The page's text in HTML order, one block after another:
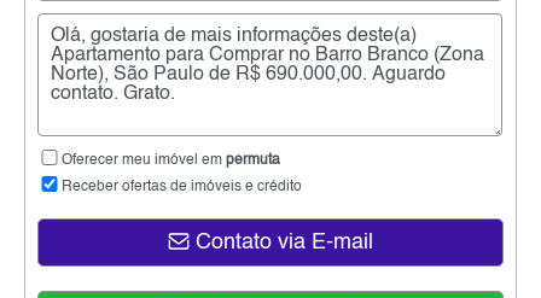
Oferecer meu imóvel em permuta
Receber ofertas de imóveis e crédito
Contato via E-mail